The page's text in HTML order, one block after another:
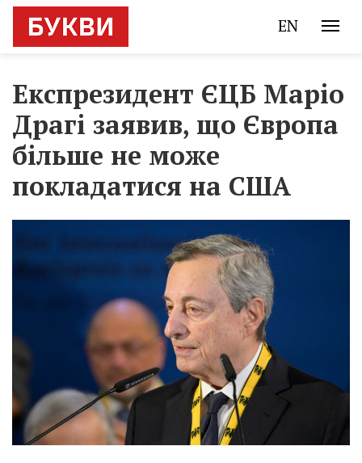
EN
Експрезидент ЄЦБ Маріо
Драгі заявив, що Європа
більше не може
покладатися на США